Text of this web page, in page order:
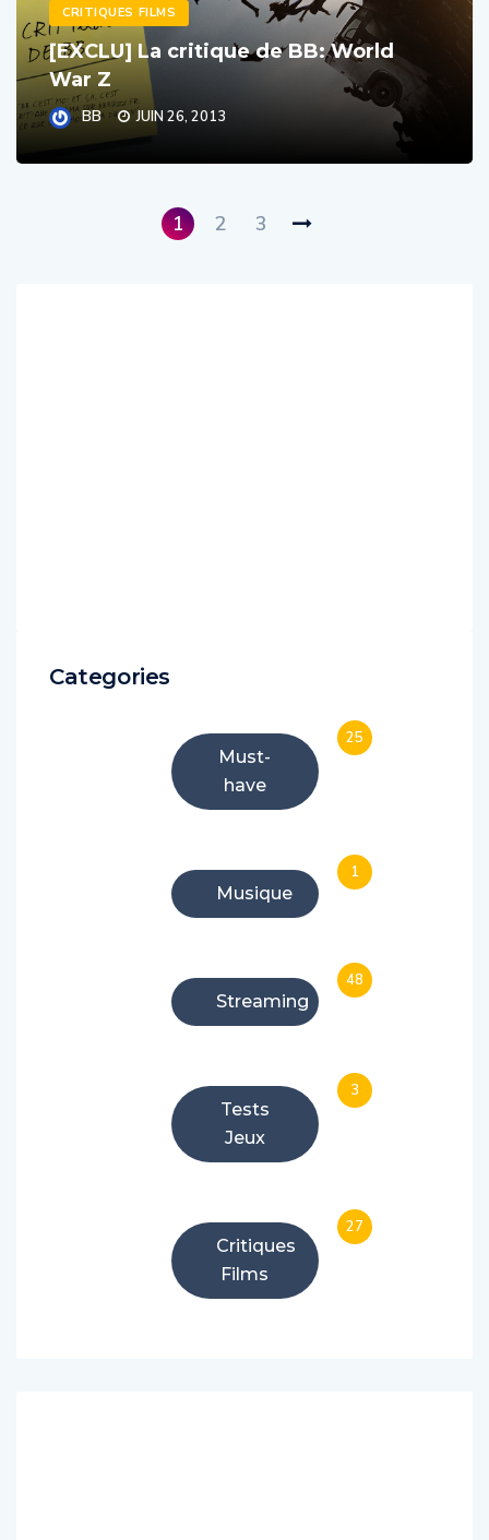
[EXCLU] La critique de BB: World
War Z
BB JUIN 26, 2013
1
Must-
have
Musique
Streaming
Tests
Jeux
Critiques
Films